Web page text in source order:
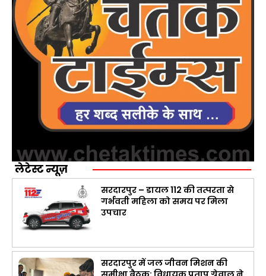
लेटेस्ट न्यूज़
सरदारपुर – डायल 112 की तत्परता से
गर्भवती महिला को समय पर मिला
उपचार
सरदारपुर में जल जीवन मिशन की